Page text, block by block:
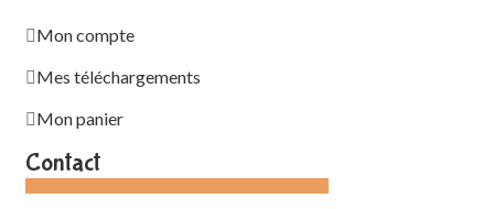
Mon compte
Mes téléchargements
Mon panier
Contact